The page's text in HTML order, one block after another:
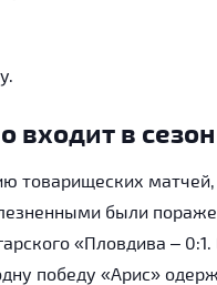
входит в сезон
товарищеских
были
«Пловдива –
победу «Арис»